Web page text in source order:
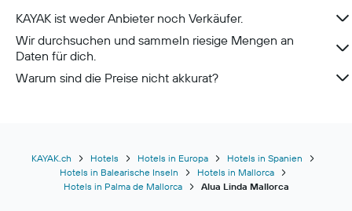
Hotels in Zermatt
Hotels in Andermatt
KAYAK ist weder Anbieter noch Verkäufer.
Wir durchsuchen und sammeln riesige Mengen an
Daten für dich.
Warum sind die Preise nicht akkurat?
KAYAK.ch Hotels Hotels in Europa
Hotels in Spanien
Hotels in Balearische Inseln
Hotels in Mallorca
Hotels in Palma de Mallorca
Alua Linda Mallorca